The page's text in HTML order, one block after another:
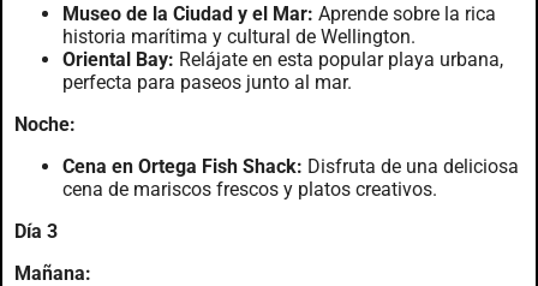
Museo de la Ciudad y el Mar: Aprende sobre la rica
historia marítima y cultural de Wellington.
Oriental Bay: Relájate en esta popular playa urbana,
perfecta para paseos junto al mar.
Noche:
Cena en Ortega Fish Shack: Disfruta de una deliciosa
cena de mariscos frescos y platos creativos.
Día 3
Mañana: